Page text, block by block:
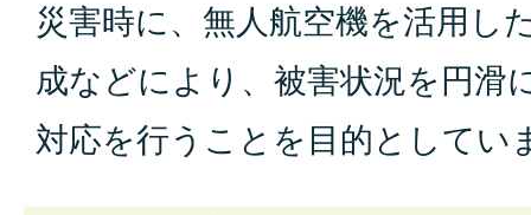
災害時に、無人航空機を活用し
成などにより、被害状況を円滑
対応を行うことを目的としてい